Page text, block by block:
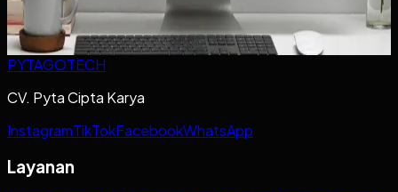
penuh, atau membingungkan calon pelanggan.
Baca artikel ->
PYTAGOTECH
CV. Pyta Cipta Karya
InstagramTikTokFacebookWhatsApp
Layanan